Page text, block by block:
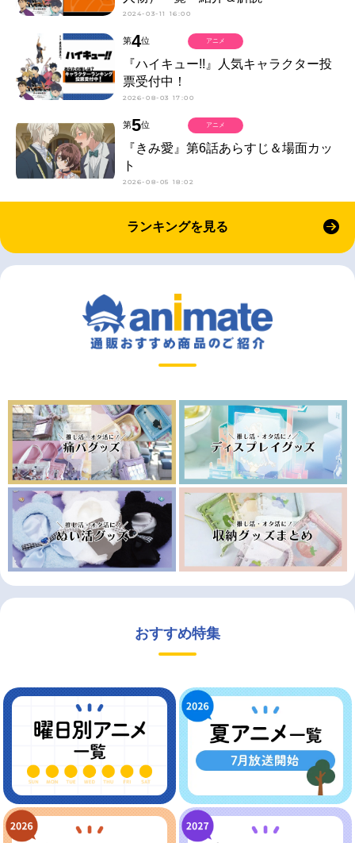
2024-03-11 16:00
第4位
『ハイキュー!!』人気キャラクター投
票受付中！
2026-08-03 17:00
アニメ
第5位
『きみ愛』第6話あらすじ＆場面カッ
ト
2026-08-05 18:02
アニメ
ランキングを見る
おすすめ特集